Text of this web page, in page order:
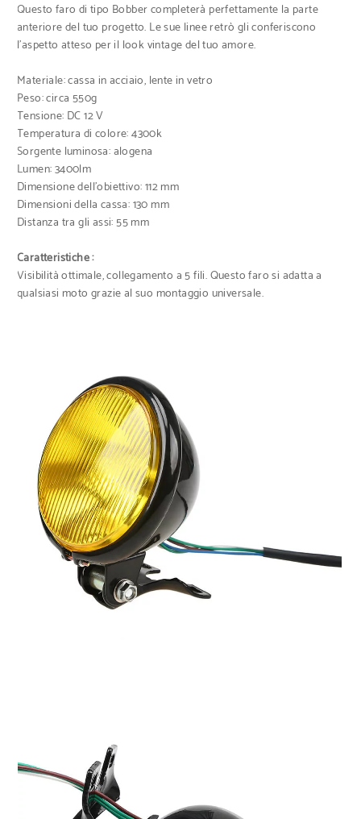
Questo faro di tipo Bobber completerà perfettamente la parte
anteriore del tuo progetto. Le sue linee retrò gli conferiscono
l’aspetto atteso per il look vintage del tuo amore.
Materiale: cassa in acciaio, lente in vetro
Peso: circa 550g
Tensione: DC 12 V
Temperatura di colore: 4300k
Sorgente luminosa: alogena
Lumen: 3400lm
Dimensione dell’obiettivo: 112 mm
Dimensioni della cassa: 130 mm
Distanza tra gli assi: 55 mm
Caratteristiche :
Visibilità ottimale, collegamento a 5 fili. Questo faro si adatta a
qualsiasi moto grazie al suo montaggio universale.